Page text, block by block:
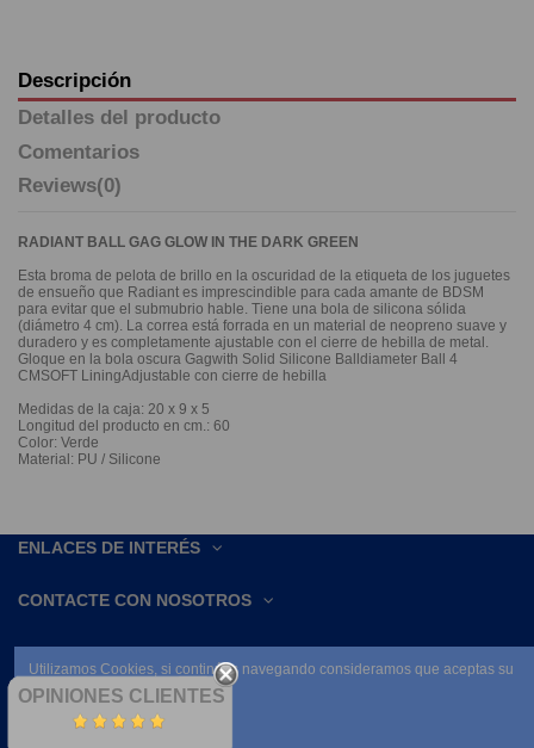
Descripción
Detalles del producto
Comentarios
Reviews(0)
RADIANT BALL GAG GLOW IN THE DARK GREEN
Esta broma de pelota de brillo en la oscuridad de la etiqueta de los juguetes
de ensueño que Radiant es imprescindible para cada amante de BDSM
para evitar que el submubrio hable. Tiene una bola de silicona sólida
(diámetro 4 cm). La correa está forrada en un material de neopreno suave y
duradero y es completamente ajustable con el cierre de hebilla de metal.
Gloque en la bola oscura Gagwith Solid Silicone Balldiameter Ball 4
CMSOFT LiningAdjustable con cierre de hebilla
Medidas de la caja: 20 x 9 x 5
Longitud del producto en cm.: 60
Color: Verde
Material: PU / Silicone
ENLACES DE INTERÉS
CONTACTE CON NOSOTROS
OPINIONES CLIENTES
Utilizamos Cookies, si continúas navegando consideramos que aceptas su
uso.
Leer condiciones